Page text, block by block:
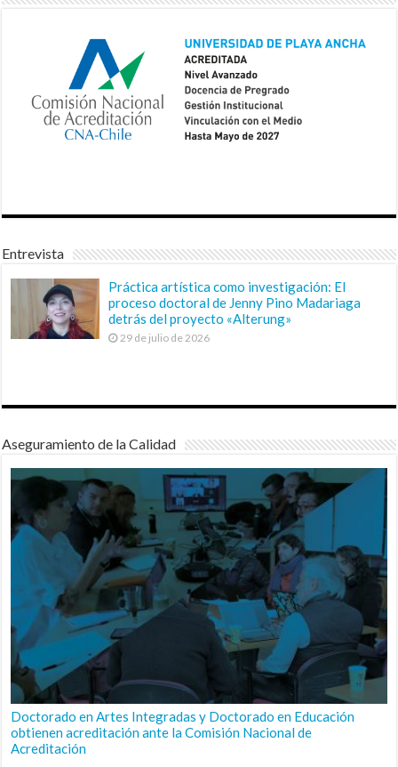
Entrevista
Práctica artística como investigación: El
proceso doctoral de Jenny Pino Madariaga
detrás del proyecto «Alterung»
29 de julio de 2026
Aseguramiento de la Calidad
Doctorado en Artes Integradas y Doctorado en Educación
obtienen acreditación ante la Comisión Nacional de
Acreditación